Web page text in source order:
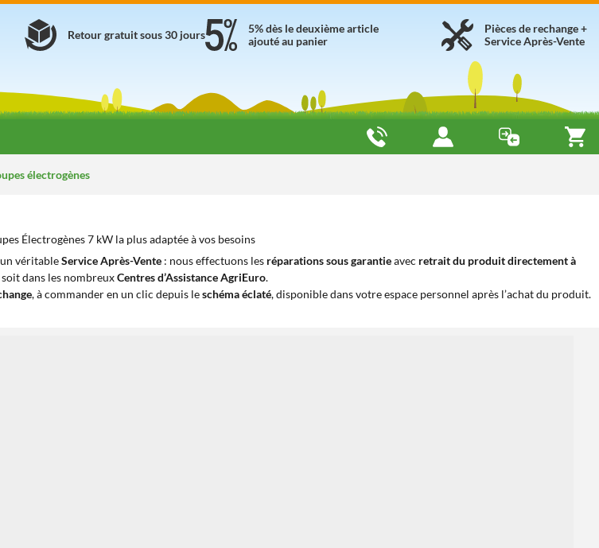
Pièces de rechange +
Service Après-Vente
5% dès le deuxième article
ajouté au panier
Retour gratuit sous 30 jours
électrogènes
Électrogènes 7 kW la plus adaptée à vos besoins
véritableService Après-Vente : nous effectuons les réparations sous garantieavec retrait du produit directement à
soit dans les nombreuxCentres d’Assistance AgriEuro.
, à commander en un clic depuis leschéma éclaté, disponible dans votre espace personnel après l’achat du produit.